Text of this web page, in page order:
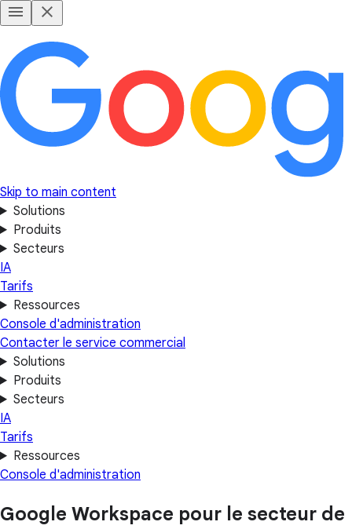
Skip to main content
Solutions
Produits
Secteurs
IA
Tarifs
Ressources
Console d'administration
Contacter le service commercial
Solutions
Produits
Secteurs
IA
Tarifs
Ressources
Console d'administration
Google Workspace pour le secteur de